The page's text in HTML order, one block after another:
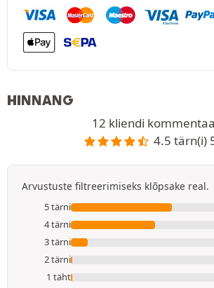
HINNANG
12 kliendi
4.5 tärn(i)
Arvustuste filtreerimiseks klõpsake real.
5 tärni
4 tärni
3 tärni
2 tärni
1 täht